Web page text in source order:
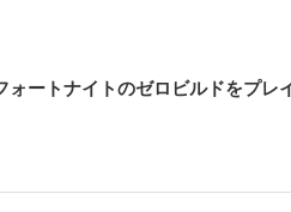
ォートナイトのゼロビルドをプレ